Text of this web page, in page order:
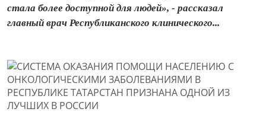
стала более доступной для людей», - рассказал
главный врач Республиканского клинического...